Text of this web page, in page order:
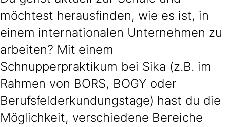
möchtest herausfinden, wie es ist, in
einem internationalen Unternehmen zu
arbeiten? Mit einem
Schnupperpraktikum bei Sika (z.B. im
Rahmen von BORS, BOGY oder
Berufsfelderkundungstage) hast du die
Möglichkeit, verschiedene Bereiche